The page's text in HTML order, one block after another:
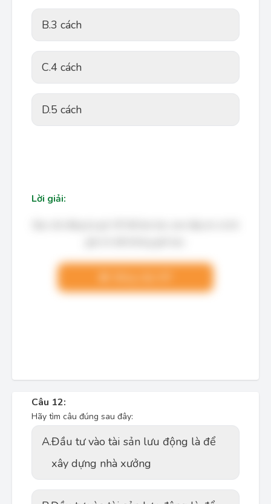
B.3 cách
C.4 cách
D.5 cách
Lời giải:
Câu 12:
Hãy tìm câu đúng sau đây:
A.Đầu tư vào tài sản lưu động là để
xây dựng nhà xưởng